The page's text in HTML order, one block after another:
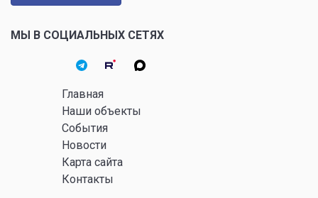
МЫ В СОЦИАЛЬНЫХ СЕТЯХ
Главная
Наши объекты
События
Новости
Карта сайта
Контакты